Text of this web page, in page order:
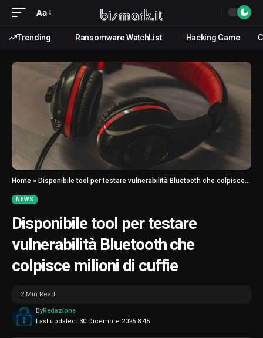
Aa
Trending Ransomware WatchList Hacking Game
Home » Disponibile tool per testare vulnerabilità Bluetooth che colpisce milioni di cuffie
NEWS
Disponibile tool per testare
vulnerabilità Bluetooth che
colpisce milioni di cuffie
Last updated: 30 Dicembre 2025 8:45
ByRedazione
2 Min Read